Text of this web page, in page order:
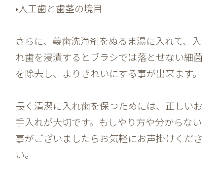
•人工歯と歯茎の境目
さらに、義歯洗浄剤をぬるま湯に入れて、入
れ歯を浸漬するとブラシでは落とせない細菌
を除去し、よりきれいにする事が出来ます。
長く清潔に入れ歯を保つためには、正しいお
手入れが大切です。もしやり方や分からない
事がございましたらお気軽にお声掛けくださ
い。